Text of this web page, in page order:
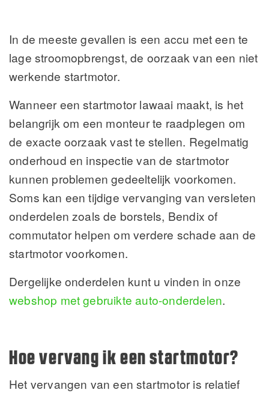
In de meeste gevallen is een accu met een te
lage stroomopbrengst, de oorzaak van een niet
werkende startmotor.
Wanneer een startmotor lawaai maakt, is het
belangrijk om een monteur te raadplegen om
de exacte oorzaak vast te stellen. Regelmatig
onderhoud en inspectie van de startmotor
kunnen problemen gedeeltelijk voorkomen.
Soms kan een tijdige vervanging van versleten
onderdelen zoals de borstels, Bendix of
commutator helpen om verdere schade aan de
startmotor voorkomen.
Dergelijke onderdelen kunt u vinden in onze
webshop met gebruikte auto-onderdelen.
Hoe vervang ik een startmotor?
Het vervangen van een startmotor is relatief